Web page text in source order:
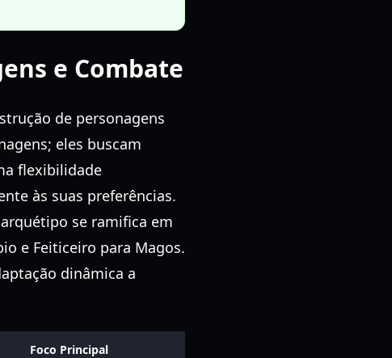
e Combate
de personagens
eles buscam
flexibilidade
às suas preferências.
se ramifica em
e Feiticeiro para Magos.
dinâmica a
Foco Principal